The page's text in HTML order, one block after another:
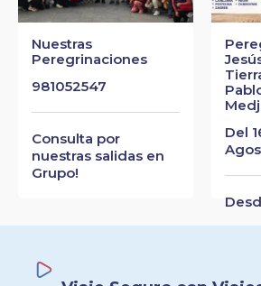
Nuestras
Peregrinaciones
981052547
Consulta por
nuestras salidas en
Grupo!
Del